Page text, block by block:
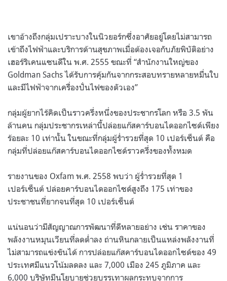
เขาอ้างถึงกลุ่มเปราะบางในนิวยอร์กซึ่งอาศัยอยู่โดยไม่สามารถ
เข้าถึงไฟฟ้าและบริการด้านสุขภาพเมื่อต้องเจอกับภัยพิบัติอย่าง
เฮอร์ริเคนแซนดีใน พ.ศ. 2555 ขณะที่ “สำนักงานใหญ่ของ
Goldman Sachs ได้รับการคุ้มกันจากกระสอบทรายหลายหมื่นใบ
และมีไฟฟ้าจากเครื่องปั่นไฟของตัวเอง”
กลุ่มผู้ยากไร้คิดเป็นราวครึ่งหนึ่งของประชากรโลก หรือ 3.5 พัน
ล้านคน กลุ่มประชากรเหล่านี้ปล่อยแก๊สคาร์บอนไดออกไซด์เพียง
ร้อยละ 10 เท่านั้น ในขณะที่กลุ่มผู้ร่ำรวยที่สุด 10 เปอร์เซ็นต์ คือ
กลุ่มที่ปล่อยแก๊สคาร์บอนไดออกไซด์ราวครึ่งของทั้งหมด
รายงานของ Oxfam พ.ศ. 2558 พบว่า ผู้ร่ำรวยที่สุด 1
เปอร์เซ็นต์ ปล่อยคาร์บอนไดออกไซด์สูงถึง 175 เท่าของ
ประชาชนที่ยากจนที่สุด 10 เปอร์เซ็นต์
แน่นอนว่ามีสัญญาณการพัฒนาที่ดีหลายอย่าง เช่น ราคาของ
พลังงานหมุนเวียนที่ลดต่ำลง ถ่านหินกลายเป็นแหล่งพลังงานที่
ไม่สามารถแข่งขันได้ การปล่อยแก๊สคาร์บอนไดออกไซด์ของ 49
ประเทศมีแนวโน้มลดลง และ 7,000 เมือง 245 ภูมิภาค และ
6,000 บริษัทมีนโยบายช่วยบรรเทาผลกระทบจากการ